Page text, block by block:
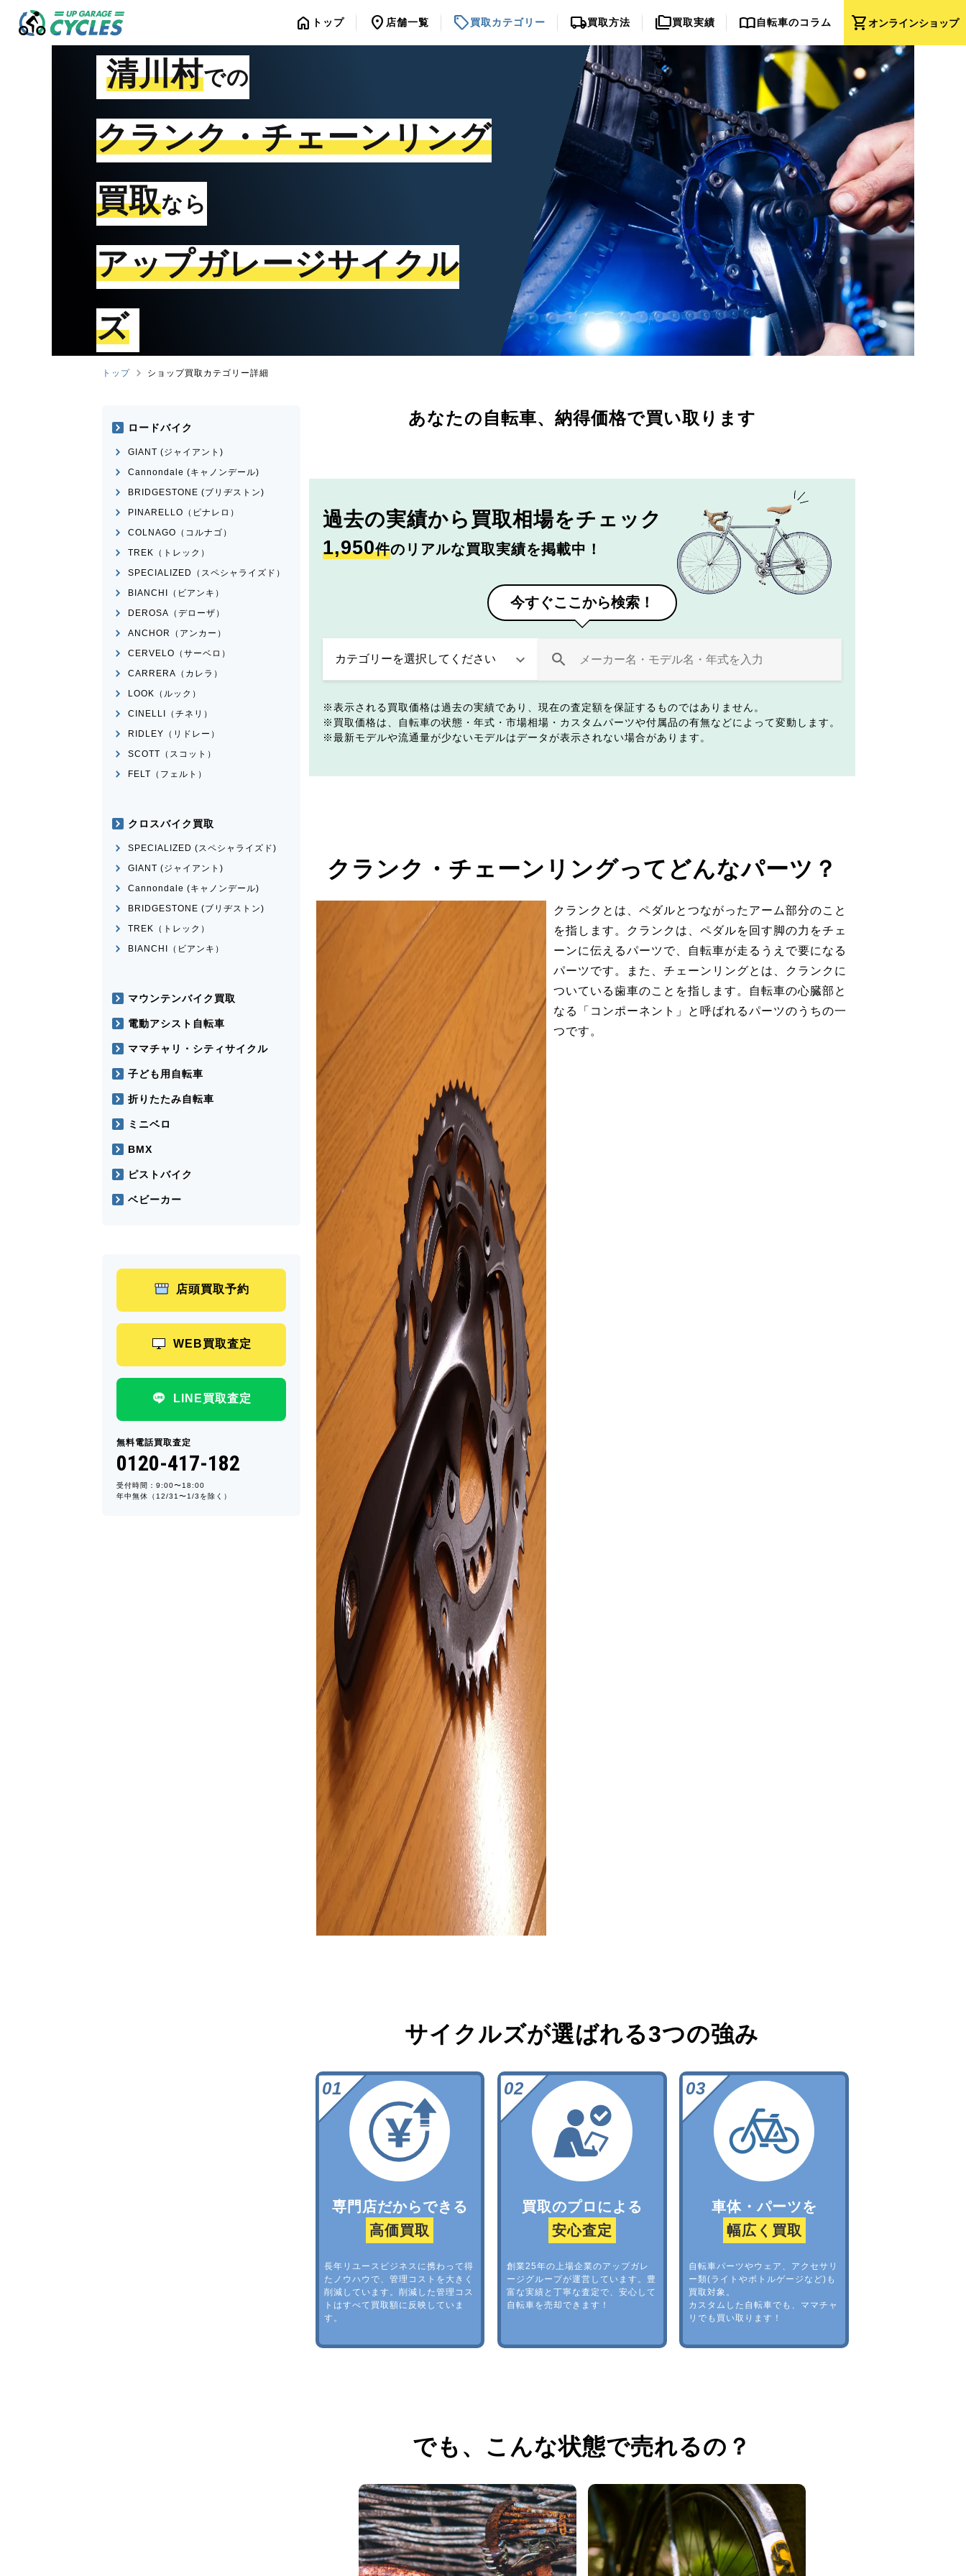
shopping_cartオンラインショップ
home トップ location_on 店舗一覧 sell買取カテゴリー local_shipping買取方法 folder_copy買取実績 import_contacts自転車のコラム
清川村での
クランク・チェーンリング
買取なら
アップガレージサイクル
ズ
トップ ショップ買取カテゴリー詳細
あなたの自転車、 納得価格で買い取ります
過去の実績から 買取相場をチェック
1,950件のリアルな買取実績を掲載中！
今すぐここから検索！
表示される買取価格は過去の実績であり、現在の査定額を保証するものではありません。
買取価格は、自転車の状態・年式・市場相場・カスタムパーツや付属品の有無などによって変動します。
最新モデルや流通量が少ないモデルはデータが表示されない場合があります。
クランク・チェーンリングってどんなパーツ？
クランクとは、ペダルとつながったアーム部分のこと
を指します。クランクは、ペダルを回す脚の力をチェ
ーンに伝えるパーツで、自転車が走るうえで要になる
パーツです。また、チェーンリングとは、クランクに
ついている歯車のことを指します。自転車の心臓部と
なる「コンポーネント」と呼ばれるパーツのうちの一
つです。
サイクルズが選ばれる3つの強み
専門店だからできる
高価買取
長年リユースビジネスに携わって得
たノウハウで、管理コストを大きく
削減しています。削減した管理コス
トはすべて買取額に反映していま
す。
買取のプロによる
安心査定
創業25年の上場企業のアップガレ
ージグループが運営しています。豊
富な実績と丁寧な査定で、安心して
自転車を売却できます！
車体・パーツを
幅広く買取
自転車パーツやウェア、アクセサリ
ー類(ライトやボトルゲージなど)も
買取対象。
カスタムした自転車でも、ママチャ
リでも買い取ります！
でも、 こんな状態で売れるの？
ロードバイク
GIANT (ジャイアント)
Cannondale (キャノンデール)
BRIDGESTONE (ブリヂストン)
PINARELLO（ピナレロ）
COLNAGO（コルナゴ）
TREK（トレック）
SPECIALIZED（スペシャライズド）
BIANCHI（ビアンキ）
DEROSA（デローザ）
ANCHOR（アンカー）
CERVELO（サーベロ）
CARRERA（カレラ）
LOOK（ルック）
CINELLI（チネリ）
RIDLEY（リドレー）
SCOTT（スコット）
FELT（フェルト）
クロスバイク買取
SPECIALIZED (スペシャライズド)
GIANT (ジャイアント)
Cannondale (キャノンデール)
BRIDGESTONE (ブリヂストン)
TREK（トレック）
BIANCHI（ビアンキ）
マウンテンバイク買取
電動アシスト自転車
ママチャリ・シティサイクル
子ども用自転車
折りたたみ自転車
ミニベロ
BMX
ピストバイク
ベビーカー
店頭買取予約
WEB買取査定
LINE買取査定
無料電話買取査定
0120-417-182
受付時間：9:00〜18:00
年中無休（12/31〜1/3を除く）